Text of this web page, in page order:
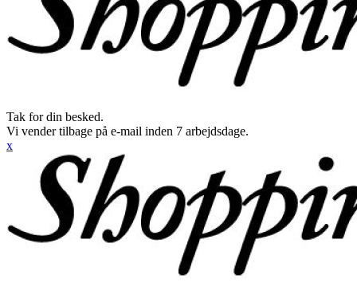
Tak for din besked.
Vi vender tilbage på e-mail inden 7 arbejdsdage.
x